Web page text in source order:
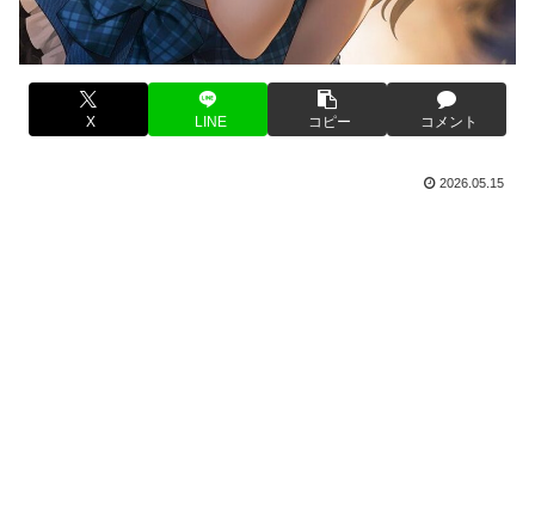
X LINE コピー コメント
2026.05.15